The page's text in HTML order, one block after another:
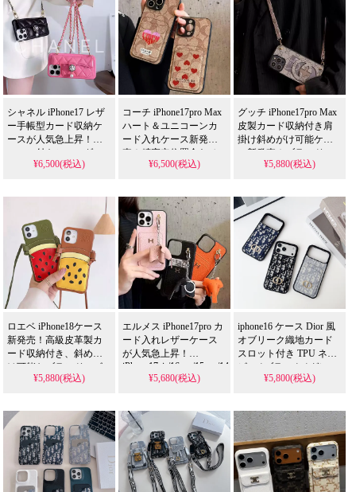
iPhone16pro/15promaxケ
ースとしてもおすすめ
の多機能アイテム！
ザインが流行りのスタ
イル。アイフォン
Galaxy
S21/S22/S23/S24/S25
Ultra 携帯ケース 全機種
性抜群、格安価格で
iPhone17pro/16promaxケ
ースとしてもおすすめ
の多機能アイテム！
シャネル iPhone17 レザ
ー手帳型カード収納ケ
ースが人気急上昇！チ
ェーン付きショルダー
＆斜めがけ可能、ツバ
護＆耐衝撃防水で実用
性抜群。iPhone17ケース
として使える格安価
格、
iPhone16pro/15promaxケ
ースとしてもおすすめ
の多機能アイテム！
¥6,500(税込)
コーチ iPhone17pro Max
ハート＆ユニコーンカ
ード入れケース新発
売！精密穴位置合わせ
＆卸売り即納対応、芸
の多機能仕様、かわい
いデザインが流行りの
スタイル。iPhone17ケー
スとして格安で手に入
り、
iPhone16pro/15promaxケ
ースとしても使える優
れもの！
¥6,500(税込)
グッチ iPhone17pro Max
皮製カード収納付き肩
掛け斜めがけ可能ケー
ス新発売！ブランドロ
ゴ入り高級仕様、芸能
多機能、かわいいデザ
インが流行りのスタイ
ル。iPhone17ケースとし
て格安で手に入り、
iPhone16pro/15promaxケ
ースとしても使える優
れもの！
¥5,880(税込)
ロエベ iPhone18ケース
新発売！高級皮革製カ
ード収納付き、斜めが
け可能なブランドロゴ
入りモデル。
用する人気ブランド。
耐衝撃＆防水の多機能
仕様、かわいいデザイ
ンが流行りのスタイ
ル。格安で手に入り、
iPhone17pro/16promaxケ
¥5,880(税込)
エルメス iPhone17pro カ
ード入れレザーケース
が人気急上昇！
iPhone17air/16pro/15pro/14/13/12
対応のチャーム付き背
ン、耐衝撃＆防水機能
で実用性抜群。iPhone17
ケースとして使える格
安価格、
iPhone16pro/15promaxケ
ースとしてもおすすめ
¥5,680(税込)
iphone16 ケース Dior 風
オブリーク織地カード
スロット付き TPU ネイ
ビー / ブラック / グレー
3 色 ゴールド CD ロゴ
ラシカルでおしゃれ 大
人レディース向け アイ
フォン Galaxy
S21/S22/S23/S24/S25
Ultra 携帯ケース 全機種
対応
¥5,800(税込)